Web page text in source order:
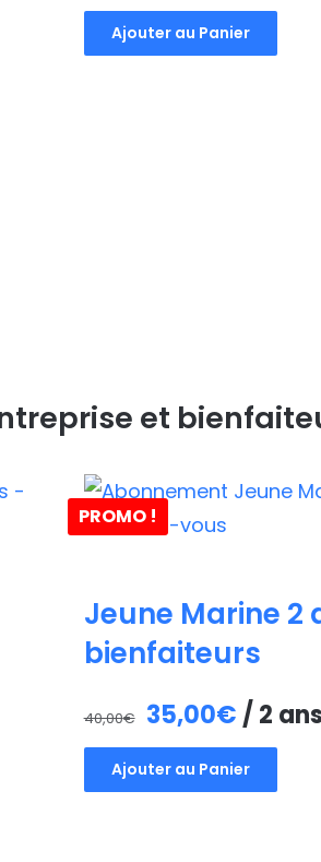
Ajouter au Panier
et
PROMO !
Jeune Marine 2
bienfaiteurs
40,00€
Le
prix
initial
35,00€Le
prix
actuel
/ 2
Ajouter au Panier